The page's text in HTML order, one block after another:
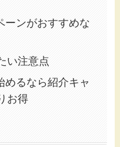
ーンがおすすめな
い注意点
めるなら紹介キャ
お得